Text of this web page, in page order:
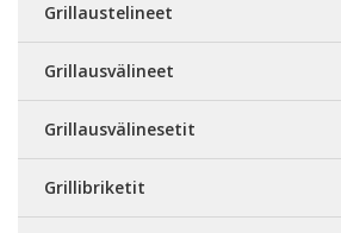
Grillaustelineet
Grillausvälineet
Grillausvälinesetit
Grillibriketit